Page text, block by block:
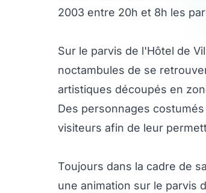
2003 entre 20h et 8h les
Sur le parvis de l'Hôtel de
noctambules de se
artistiques découpés en
Des personnages
visiteurs afin de leur
Toujours dans la cadre de
une animation sur le parvis